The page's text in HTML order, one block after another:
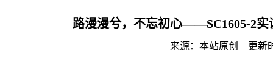
路漫漫兮，不忘初心——SC1605-2实
来源：本站原创 更新